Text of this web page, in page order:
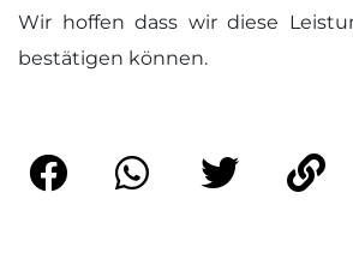
Wir hoffen dass wir diese
bestätigen können.